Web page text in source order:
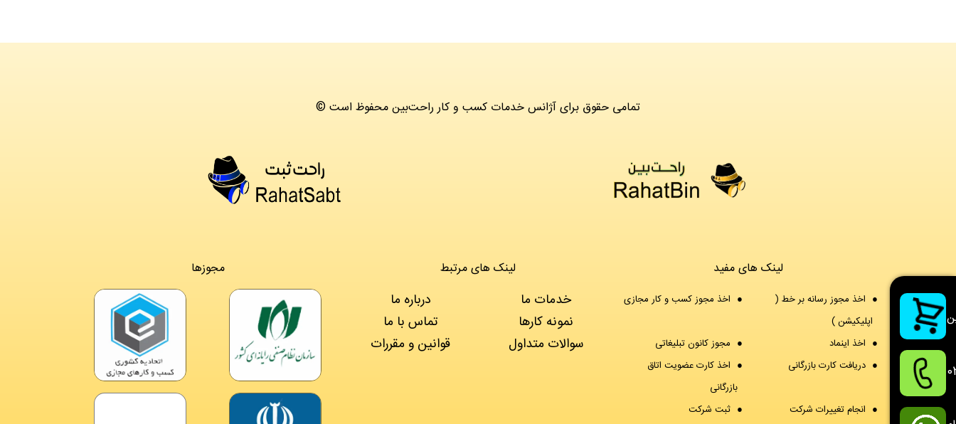
© تمامی حقوق برای آژانس خدمات کسب و کار راحت‌بین محفوظ است
مجوزها لینک های مرتبط
درباره ما
خدمات ما
تماس با ما
نمونه کارها
قوانین و مقررات
سوالات متداول
لینک های مفید
اخذ مجوز رسانه بر خط (
اپلیکیشن )
اخذ مجوز کسب و کار مجازی
اخذ اینماد
مجوز کانون تبلیغاتی
دریافت کارت بازرگانی
اخذ کارت عضویت اتاق
بازرگانی
انجام تغییرات شرکت
ثبت شرکت